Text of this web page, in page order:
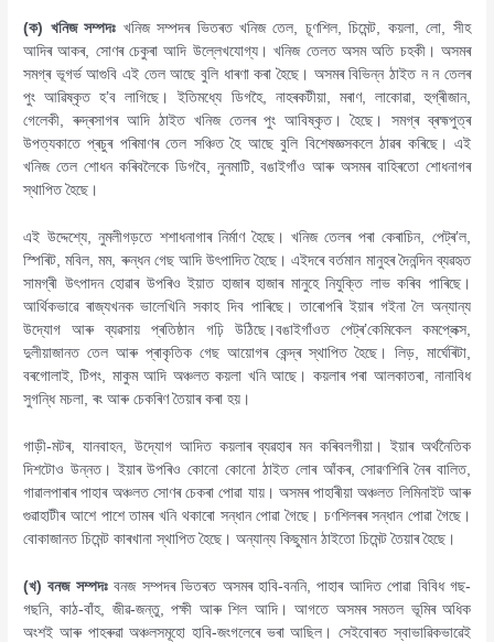
(ক) খনিজ সম্পদঃ খনিজ সম্পদৰ ভিতৰত খনিজ তেল, চূণশিল, চিমেন্ট, কয়লা, লাে, সীহ
আদিৰ আকৰ, সােণৰ চেকুৰা আদি উল্লেখযােগ্য। খনিজ তেলত অসম অতি চহকী। অসমৰ
সমগ্ৰ ভূগৰ্ভ আগুবি এই তেল আছে বুলি ধাৰণা কৰা হৈছে। অসমৰ বিভিন্ন ঠাইত ন ন তেলৰ
পুং আৱিষ্কৃত হ’ব লাগিছে। ইতিমধ্যে ডিগহৈ, নাহৰকটীয়া, মৰাণ, লাকোৱা, হুগ্ৰীজান,
গেলেকী, ৰুদ্ৰসাগৰ আদি ঠাইত খনিজ তেলৰ পুং আবিষ্কৃত। হৈছে। সমগ্ৰ ব্ৰহ্মপুত্ৰ
উপত্যকাতে প্ৰচুৰ পৰিমাণৰ তেল সঞ্চিত হৈ আছে বুলি বিশেষজ্ঞসকলে ঠাৱৰ কৰিছে। এই
খনিজ তেল শােধন কৰিবলৈকে ডিগবৈ, নুনমাটি, বঙাইগাঁও আৰু অসমৰ বাহিৰতাে শােধনাগৰ
স্থাপিত হৈছে।
এই উদ্দেশ্যে, নুমলীগড়তে শশাধনাগাৰ নিৰ্মাণ হৈছে। খনিজ তেলৰ পৰা কেৰাচিন, পেট্ৰ’ল,
স্পিৰিট, মবিল, মম, ৰুন্ধন গেছ আদি উৎপাদিত হৈছে। এইদৰে বৰ্তমান মানুহৰ দৈনন্দিন ব্যৱহৃত
সামগ্ৰী উৎপাদন হােৱাৰ উপৰিও ইয়াত হাজাৰ হাজাৰ মানুহে নিযুক্তি লাভ কৰিব পাৰিছে।
আৰ্থিকভাৱে ৰাজ্যখনক ভালেখিনি সকাহ দিব পাৰিছে। তাৰােপৰি ইয়াৰ গইনা লৈ অন্যান্য
উদ্যোগ আৰু ব্যৱসায় প্ৰতিষ্ঠান গঢ়ি উঠিছে।বঙাইগাঁওত পেট্ৰ’কেমিকেল কমপ্লেক্স,
দুলীয়াজানত তেল আৰু প্ৰাকৃতিক গেছ আয়ােগৰ কেন্দ্ৰ স্থাপিত হৈছে। লিড়, মাৰ্ঘেৰিটা,
বৰগােলাই, টিপং, মাকুম আদি অঞ্চলত কয়লা খনি আছে। কয়লাৰ পৰা আলকাতৰা, নানাবিধ
সুগন্ধি মচলা, ৰং আৰু চেকৰিণ তৈয়াৰ কৰা হয়।
গাড়ী-মটৰ, যানবাহন, উদ্যোগ আদিত কয়লাৰ ব্যৱহাৰ মন কৰিবলগীয়া। ইয়াৰ অৰ্থনৈতিক
দিশটোও উন্নত। ইয়াৰ উপৰিও কোনাে কোনাে ঠাইত লােৰ আঁকৰ, সােৱণশিৰি নৈৰ বালিত,
গাৱালপাৰাৰ পাহাৰ অঞ্চলত সােণৰ চেকৰা পােৱা যায়। অসমৰ পাহাৰীয়া অঞ্চলত লিমিনাইট আৰু
গুৱাহাটীৰ আশে পাশে তামৰ খনি থকাৰাে সন্ধান পােৱা গৈছে। চণশিলৰৰ সন্ধান পােৱা গৈছে।
বােকাজানত চিমেন্ট কাৰখানা স্থাপিত হৈছে। অন্যান্য কিছুমান ঠাইতাে চিমেন্ট তৈয়াৰ হৈছে।
(খ) বনজ সম্পদঃবনজ সম্পদৰ ভিতৰত অসমৰ হাবি-বননি, পাহাৰ আদিত পােৱা বিবিধ গছ-
গছনি, কাঠ-বাঁহ, জীৱ-জন্তু, পক্ষী আৰু শিল আদি। আগতে অসমৰ সমতল ভূমিৰ অধিক
অংশই আৰু পাহৰুৱা অঞ্চলসমূহাে হাবি-জংগলেৰে ভৰা আছিল। সেইবােৰত স্বাভাৱিকভাৱেই